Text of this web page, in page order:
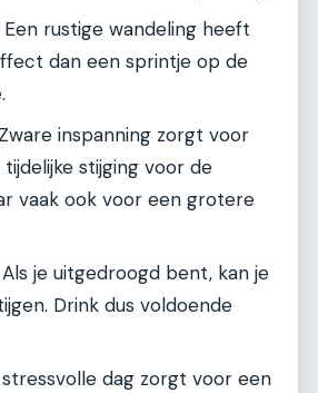
Een rustige wandeling heeft
dan een sprintje op de
Zware inspanning zorgt voor
stijging voor de
vaak ook voor een grotere
Als je uitgedroogd bent, kan je
Drink dus voldoende
stressvolle dag zorgt voor een